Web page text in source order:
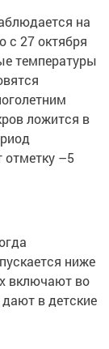
на
с 27 октября
температуры
ложится в
отметку –5
ниже
включают во
в детские